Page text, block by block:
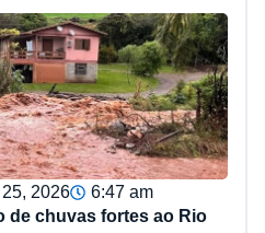
2026
6:47 am
de chuvas fortes ao Rio